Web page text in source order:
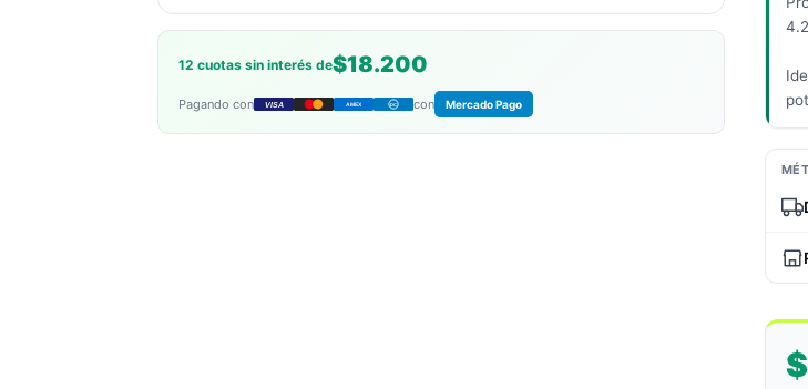
12 cuotas sin interés de$18.200
Pagando con VISA AMEX DC con Mercado Pago